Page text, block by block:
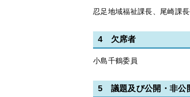
忍足地域福祉課長、尾崎課
4 欠席者
小島千鶴委員
5 議題及び公開・非公